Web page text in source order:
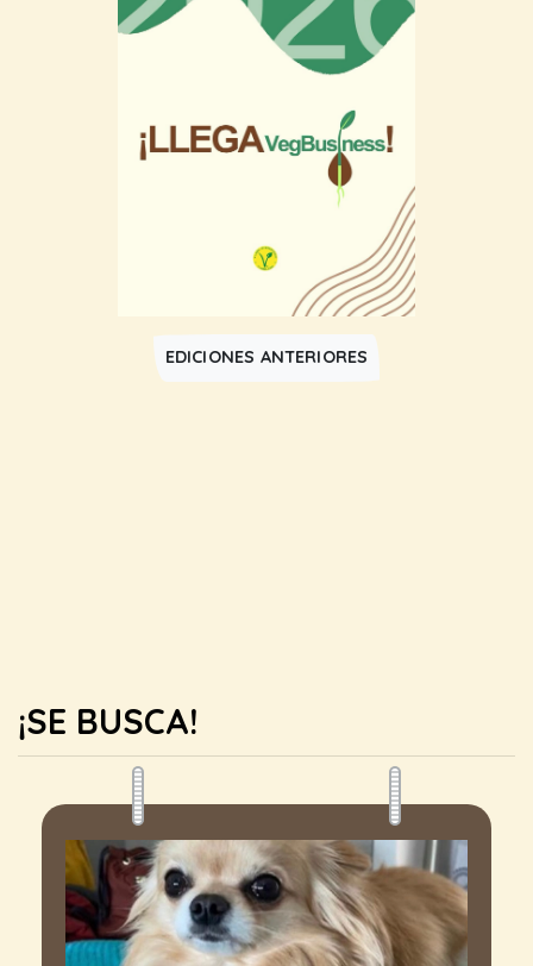
EDICIONES ANTERIORES
¡SE BUSCA!